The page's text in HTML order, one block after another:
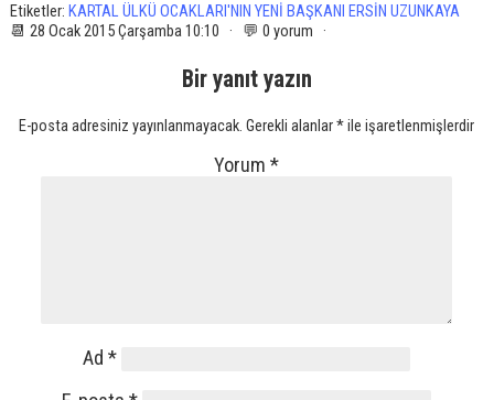
Etiketler: KARTAL ÜLKÜ OCAKLARI'NIN YENİ BAŞKANI ERSİN UZUNKAYA
📆 28 Ocak 2015 Çarşamba 10:10 · 💬 0 yorum ·
Bir yanıt yazın
E-posta adresiniz yayınlanmayacak. Gerekli alanlar*ile işaretlenmişlerdir
Yorum*
Ad*